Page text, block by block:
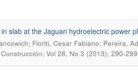
slab at the Jaguari hydroelectric power
Fioriti, Cesar Fabiano; Pereira,
Vol 28, No 3 (2013); 290-299